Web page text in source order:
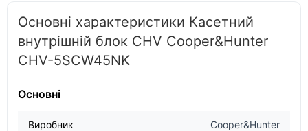
Основні характеристики Касетний
внутрішній блок CHV Cooper&Hunter
CHV-5SCW45NK
Основні
Виробник Cooper&Hunter